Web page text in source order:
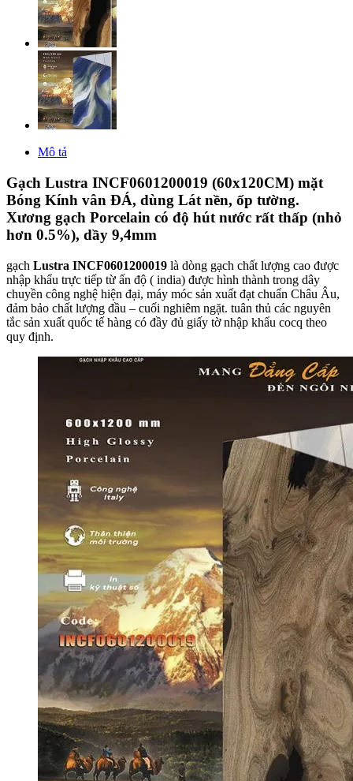
Mô tả
Gạch Lustra INCF0601200019 (60x120CM) mặt
Bóng Kính vân ĐÁ, dùng Lát nền, ốp tường.
Xương gạch Porcelain có độ hút nước rất thấp (nhỏ
hơn 0.5%), dầy 9,4mm
gạch Lustra INCF0601200019 là dòng gạch chất lượng cao được
nhập khẩu trực tiếp từ ấn độ ( india) được hình thành trong dây
chuyền công nghệ hiện đại, máy móc sản xuất đạt chuẩn Châu Âu,
đảm bảo chất lượng đầu – cuối nghiêm ngặt. tuân thủ các nguyên
tắc sản xuất quốc tế hàng có đầy đủ giấy tờ nhập khẩu cocq theo
quy định.